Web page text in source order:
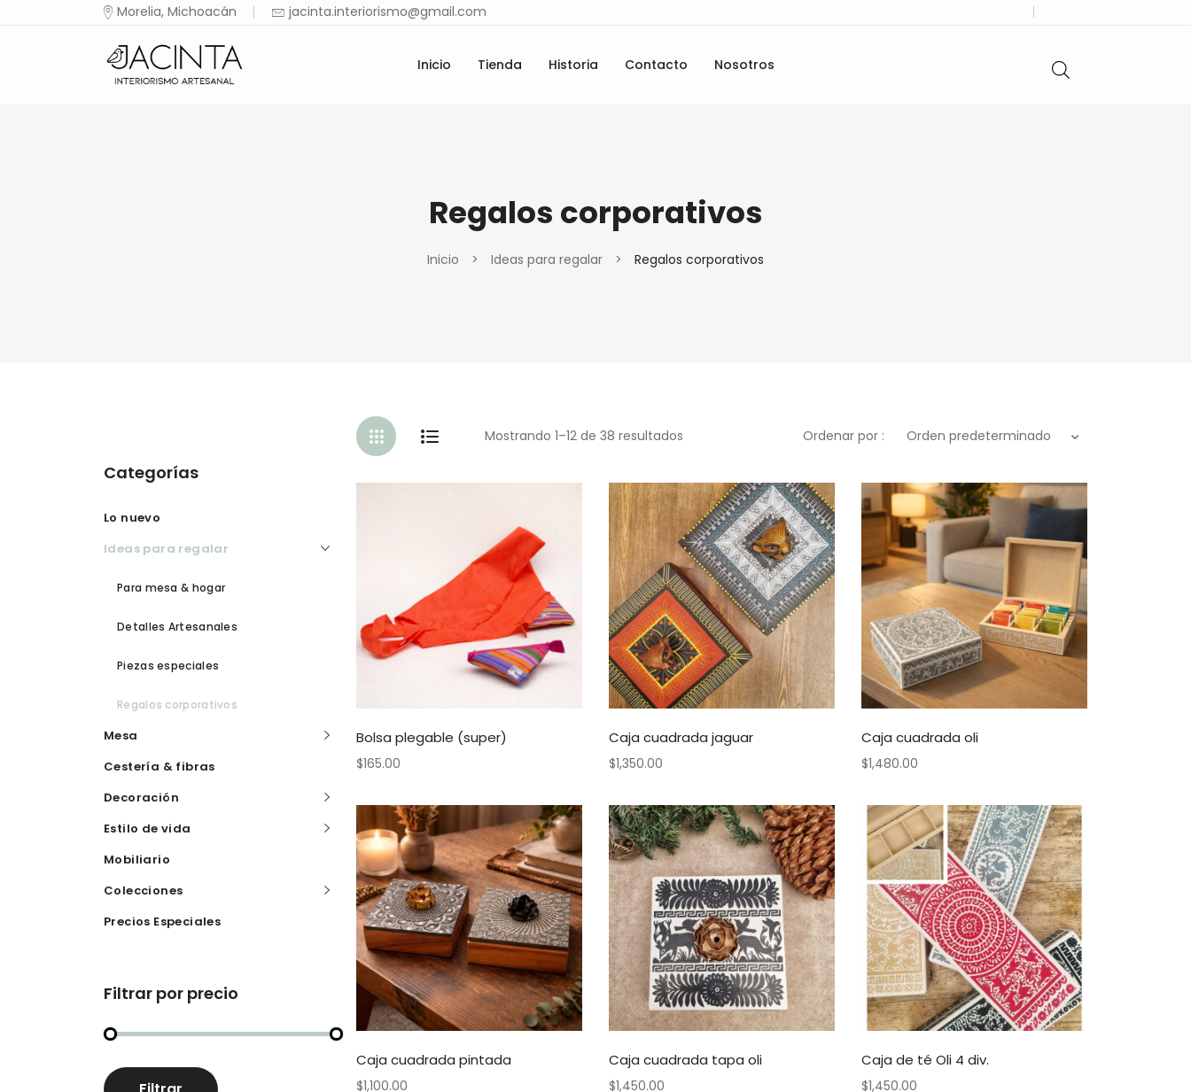
Morelia, Michoacán jacinta.interiorismo@gmail.com
Inicio Tienda Historia Contacto Nosotros
Regalos corporativos
Inicio > Ideas para regalar > Regalos corporativos
Mostrando 1–12 de 38 resultados Ordenar por : Orden predeterminado
Bolsa plegable (super)
$165.00
Caja cuadrada jaguar
$1,350.00
Caja cuadrada oli
$1,480.00
Caja cuadrada pintada
$1,100.00
Caja cuadrada tapa oli
$1,450.00
Caja de té Oli 4 div.
$1,450.00
Categorías
Lo nuevo
Ideas para regalar
Para mesa & hogar
Detalles Artesanales
Piezas especiales
Regalos corporativos
Mesa
Cestería & fibras
Decoración
Estilo de vida
Mobiliario
Colecciones
Precios Especiales
Filtrar por precio
Precio
Precio